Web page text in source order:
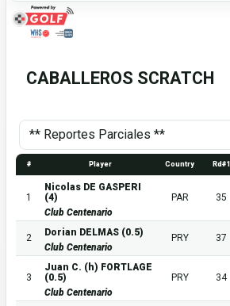
CABALLEROS SCRATCH
# Player Country Rd#1
1
Nicolas DE GASPERI
(4)
Club Centenario
PAR 35
2
Dorian DELMAS (0.5)
Club Centenario
PRY 37
3
Juan C. (h) FORTLAGE
(0.5)
Club Centenario
PRY 34